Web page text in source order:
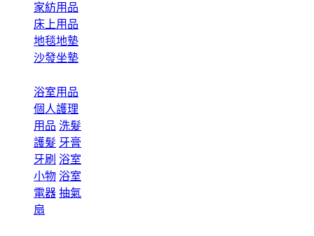
家紡用品
床上用品
地毯地墊
沙發坐墊
浴室用品
個人護理
用品 洗髮
護髮 牙膏
牙刷 浴室
小物 浴室
電器 抽氣
扇